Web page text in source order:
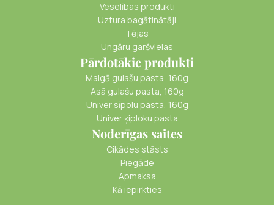
Veselības produkti
Uztura bagātinātāji
Tējas
Ungāru garšvielas
Pārdotākie produkti
Maigā gulašu pasta, 160g
Asā gulašu pasta, 160g
Univer sīpolu pasta, 160g
Univer ķiploku pasta
Noderīgas saites
Cikādes stāsts
Piegāde
Apmaksa
Kā iepirkties